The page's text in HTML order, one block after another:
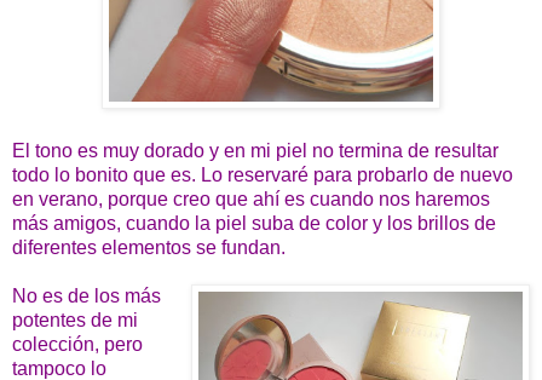
El tono es muy dorado y en mi piel no termina de resultar
todo lo bonito que es. Lo reservaré para probarlo de nuevo
en verano, porque creo que ahí es cuando nos haremos
más amigos, cuando la piel suba de color y los brillos de
diferentes elementos se fundan.
No es de los más
potentes de mi
colección, pero
tampoco lo